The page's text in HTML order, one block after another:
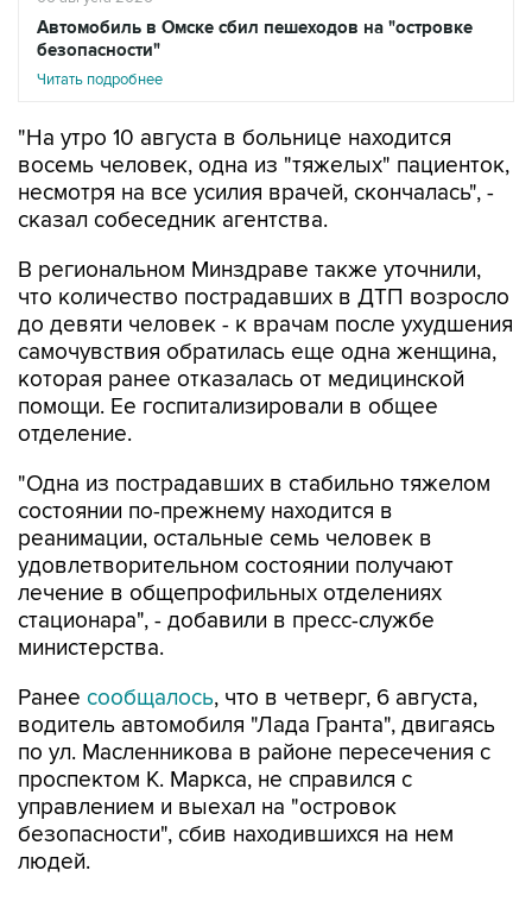
Автомобиль в Омске сбил пешеходов на "островке
безопасности"
Читать подробнее
"На утро 10 августа в больнице находится
восемь человек, одна из "тяжелых" пациенток,
несмотря на все усилия врачей, скончалась", -
сказал собеседник агентства.
В региональном Минздраве также уточнили,
что количество пострадавших в ДТП возросло
до девяти человек - к врачам после ухудшения
самочувствия обратилась еще одна женщина,
которая ранее отказалась от медицинской
помощи. Ее госпитализировали в общее
отделение.
"Одна из пострадавших в стабильно тяжелом
состоянии по-прежнему находится в
реанимации, остальные семь человек в
удовлетворительном состоянии получают
лечение в общепрофильных отделениях
стационара", - добавили в пресс-службе
министерства.
Ранее сообщалось, что в четверг, 6 августа,
водитель автомобиля "Лада Гранта", двигаясь
по ул. Масленникова в районе пересечения с
проспектом К. Маркса, не справился с
управлением и выехал на "островок
безопасности", сбив находившихся на нем
людей.